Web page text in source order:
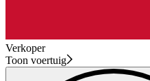
Verkoper
Toon voertuig